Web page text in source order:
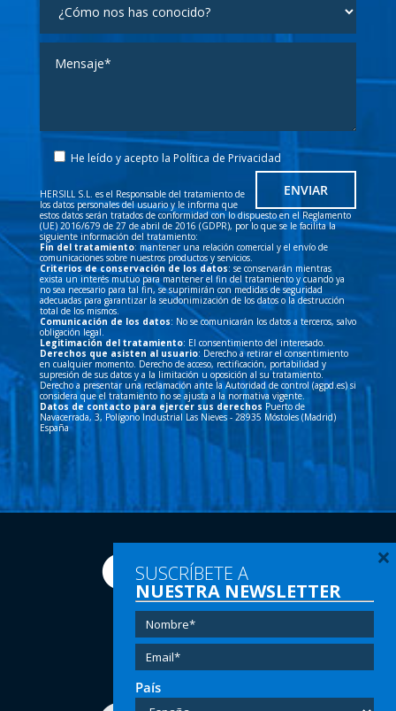
He leído y acepto la Política de Privacidad
HERSILL S.L. es el Responsable del tratamiento de
los datos personales del usuario y le informa que
estos datos serán tratados de conformidad con lo dispuesto en el Reglamento
(UE) 2016/679 de 27 de abril de 2016 (GDPR), por lo que se le facilita la
siguiente información del tratamiento:
Fin del tratamiento: mantener una relación comercial y el envío de
comunicaciones sobre nuestros productos y servicios.
Criterios de conservación de los datos: se conservarán mientras
exista un interés mutuo para mantener el fin del tratamiento y cuando ya
no sea necesario para tal fin, se suprimirán con medidas de seguridad
adecuadas para garantizar la seudonimización de los datos o la destrucción
total de los mismos.
Comunicación de los datos: No se comunicarán los datos a terceros, salvo
obligación legal.
Legitimación del tratamiento: El consentimiento del interesado.
Derechos que asisten al usuario: Derecho a retirar el consentimiento
en cualquier momento. Derecho de acceso, rectificación, portabilidad y
supresión de sus datos y a la limitación u oposición al su tratamiento.
Derecho a presentar una reclamación ante la Autoridad de control (agpd.es) si
considera que el tratamiento no se ajusta a la normativa vigente.
Datos de contacto para ejercer sus derechos Puerto de
Navacerrada, 3, Polígono Industrial Las Nieves - 28935 Móstoles (Madrid)
España
Tel:(+34) 91 616 60 00
Email:info@hersill.com
SUSCRÍBETE A
NUESTRA NEWSLETTER
País
×